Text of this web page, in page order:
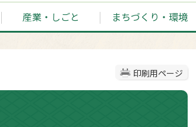
産業・しごと まちづくり・環境
印刷用ページ